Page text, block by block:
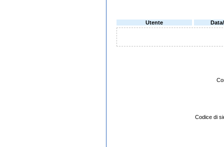
Utente
Codice di